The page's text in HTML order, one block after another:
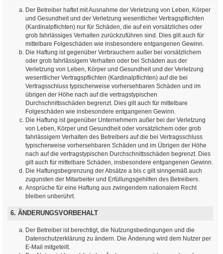
Der Betreiber haftet mit Ausnahme der Verletzung von Leben, Körper
und Gesundheit und der Verletzung wesentlicher Vertragspflichten
(Kardinalpflichten) nur für Schäden, die auf ein vorsätzliches oder
grob fahrlässiges Verhalten zurückzuführen sind. Dies gilt auch für
mittelbare Folgeschäden wie insbesondere entgangenen Gewinn.
Die Haftung ist gegenüber Verbrauchern außer bei vorsätzlichem
oder grob fahrlässigem Verhalten oder bei Schäden aus der
Verletzung von Leben, Körper und Gesundheit und der Verletzung
wesentlicher Vertragspflichten (Kardinalpflichten) auf die bei
Vertragsschluss typischerweise vorhersehbaren Schäden und im
übrigen der Höhe nach auf die vertragstypischen
Durchschnittsschäden begrenzt. Dies gilt auch für mittelbare
Folgeschäden wie insbesondere entgangenen Gewinn.
Die Haftung ist gegenüber Unternehmern außer bei der Verletzung
von Leben, Körper und Gesundheit oder vorsätzlichem oder grob
fahrlässigem Verhalten des Betreibers auf die bei Vertragsschluss
typischerweise vorhersehbaren Schäden und im Übrigen der Höhe
nach auf die vertragstypischen Durchschnittsschäden begrenzt. Dies
gilt auch für mittelbare Schäden, insbesondere entgangenen Gewinn.
Die Haftungsbegrenzung der Absätze a bis c gilt sinngemäß auch
zugunsten der Mitarbeiter und Erfüllungsgehilfen des Betreibers.
Ansprüche für eine Haftung aus zwingendem nationalem Recht
bleiben unberührt.
6. ÄNDERUNGSVORBEHALT
Der Betreiber ist berechtigt, die Nutzungsbedingungen und die
Datenschutzerklärung zu ändern. Die Änderung wird dem Nutzer per
E-Mail mitgeteilt.